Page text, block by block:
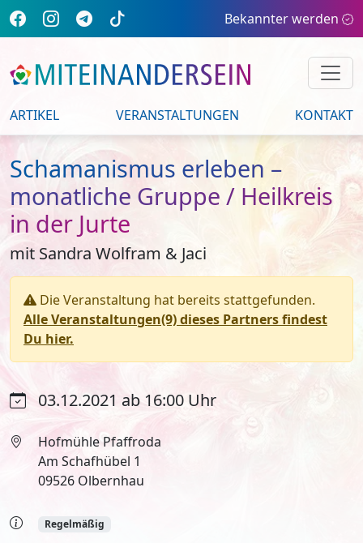
Bekannter werden
ARTIKEL VERANSTALTUNGEN KONTAKT
Schamanismus erleben –
monatliche Gruppe / Heilkreis
in der Jurte
mit Sandra Wolfram & Jaci
Die Veranstaltung hat bereits stattgefunden.
Alle Veranstaltungen(9) dieses Partners findest
Du hier.
03.12.2021 ab 16:00 Uhr
Hofmühle Pfaffroda
Am Schafhübel 1
09526 Olbernhau
Regelmäßig